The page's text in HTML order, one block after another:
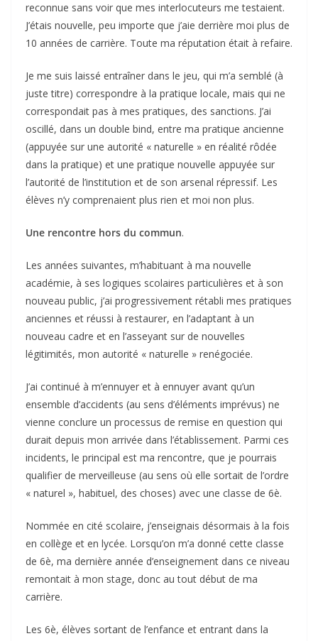
reconnue sans voir que mes interlocuteurs me testaient.
J’étais nouvelle, peu importe que j’aie derrière moi plus de
10 années de carrière. Toute ma réputation était à refaire.
Je me suis laissé entraîner dans le jeu, qui m’a semblé (à
juste titre) correspondre à la pratique locale, mais qui ne
correspondait pas à mes pratiques, des sanctions. J’ai
oscillé, dans un double bind, entre ma pratique ancienne
(appuyée sur une autorité « naturelle » en réalité rôdée
dans la pratique) et une pratique nouvelle appuyée sur
l’autorité de l’institution et de son arsenal répressif. Les
élèves n’y comprenaient plus rien et moi non plus.
Une rencontre hors du commun.
Les années suivantes, m’habituant à ma nouvelle
académie, à ses logiques scolaires particulières et à son
nouveau public, j’ai progressivement rétabli mes pratiques
anciennes et réussi à restaurer, en l’adaptant à un
nouveau cadre et en l’asseyant sur de nouvelles
légitimités, mon autorité « naturelle » renégociée.
J’ai continué à m’ennuyer et à ennuyer avant qu’un
ensemble d’accidents (au sens d’éléments imprévus) ne
vienne conclure un processus de remise en question qui
durait depuis mon arrivée dans l’établissement. Parmi ces
incidents, le principal est ma rencontre, que je pourrais
qualifier de merveilleuse (au sens où elle sortait de l’ordre
« naturel », habituel, des choses) avec une classe de 6è.
Nommée en cité scolaire, j’enseignais désormais à la fois
en collège et en lycée. Lorsqu’on m’a donné cette classe
de 6è, ma dernière année d’enseignement dans ce niveau
remontait à mon stage, donc au tout début de ma
carrière.
Les 6è, élèves sortant de l’enfance et entrant dans la